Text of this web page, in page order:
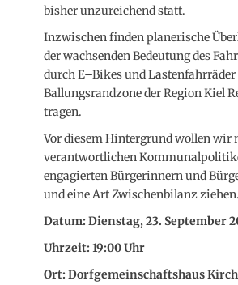
bisher unzureichend statt.
Inzwischen finden planerische
der wachsenden Bedeutung des
durch E–Bikes und
Ballungsrandzone der Region Kiel
tragen.
Vor diesem Hintergrund wollen wir
verantwortlichen
engagierten Bürgerinnern und
und eine Art Zwischenbilanz ziehen.
Datum: Dienstag, 23. September
Uhrzeit: 19:00 Uhr
Ort: Dorfgemeinschaftshaus